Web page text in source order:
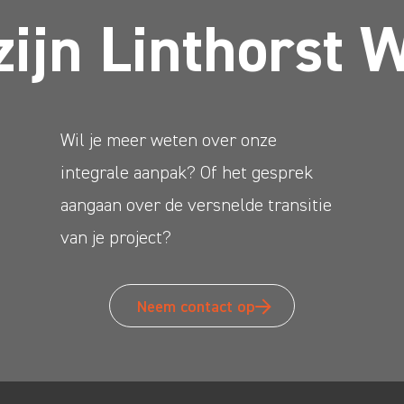
Linthorst
Wil je meer weten over onze
integrale aanpak? Of het gesprek
aangaan over de versnelde transitie
van je project?
Neem contact op